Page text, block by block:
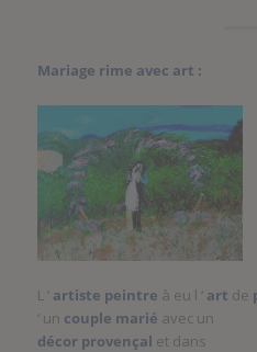
Mariage rime avec art :
L ‘ artiste peintre à eu l ‘ art de
‘ un couple marié avec un
décor provençal et dans